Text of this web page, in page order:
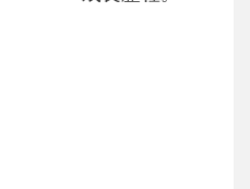
男人│讀懂父親的
！男人總是在一次
，跟著孩子一起長
遊戲，到獨立自
的能力養成。爸爸